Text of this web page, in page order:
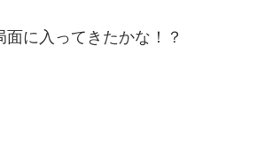
面に入ってきたかな！？